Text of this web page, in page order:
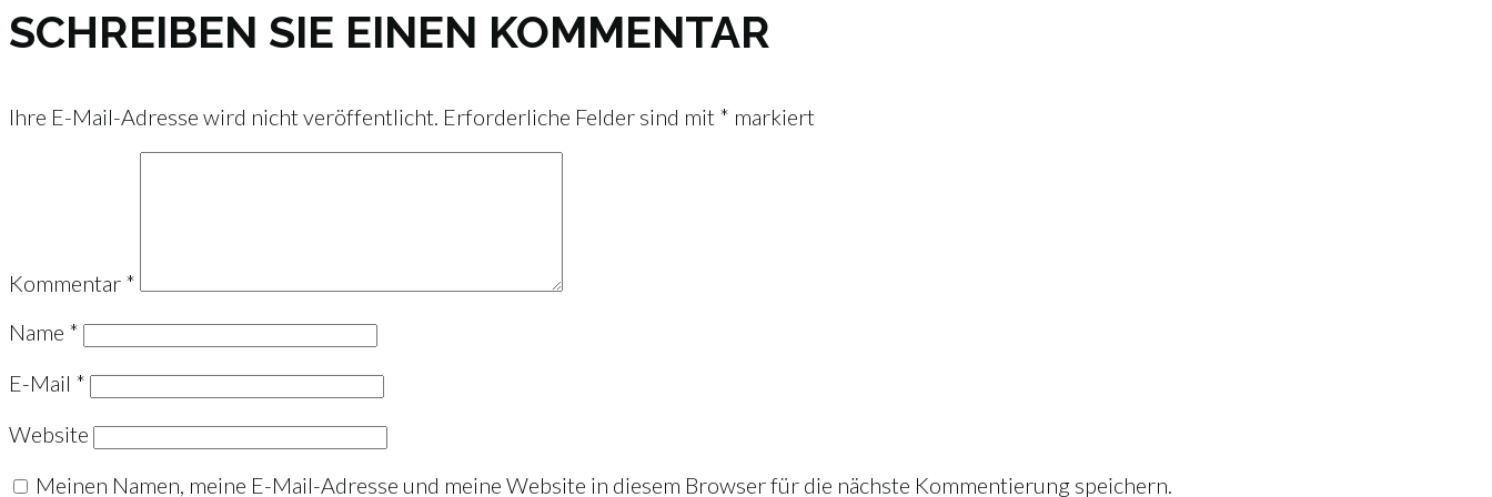
SCHREIBEN SIE EINEN KOMMENTAR
Ihre E-Mail-Adresse wird nicht veröffentlicht. Erforderliche Felder sind mit * markiert
Kommentar *
Name *
E-Mail *
Website
Meinen Namen, meine E-Mail-Adresse und meine Website in diesem Browser für die nächste Kommentierung speichern.